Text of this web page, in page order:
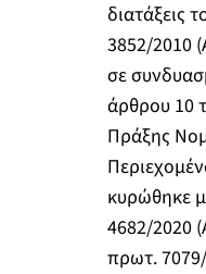
διατάξεις
3852/2010
σε
άρθρου 10
Πράξης
κυρώθηκε
4682/2020
πρωτ.